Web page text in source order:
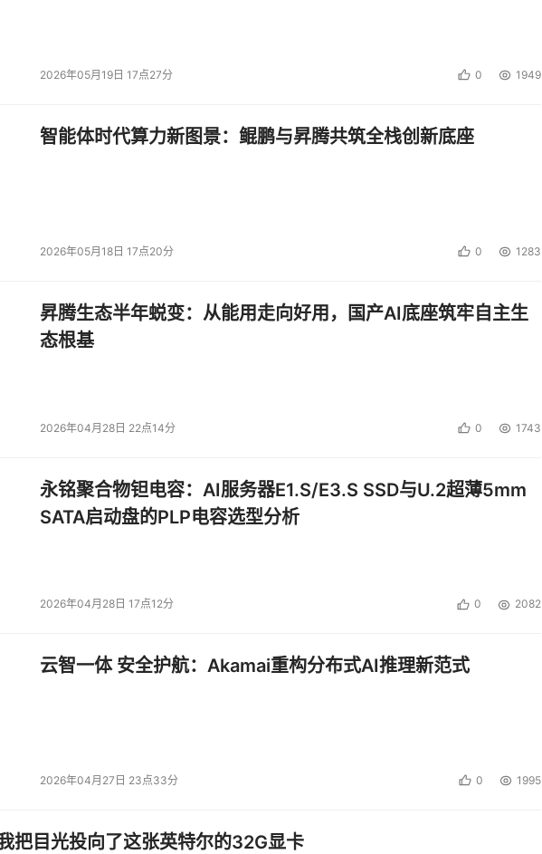
2026年05月19日 17点27分 0 1949
智能体时代算力新图景：鲲鹏与昇腾共筑全栈创新底座
2026年05月18日 17点20分 0 1283
昇腾生态半年蜕变：从能用走向好用，国产AI底座筑牢自主生
态根基
2026年04月28日 22点14分 0 1743
永铭聚合物钽电容：AI服务器E1.S/E3.S SSD与U.2超薄5mm
SATA启动盘的PLP电容选型分析
2026年04月28日 17点12分 0 2082
云智一体 安全护航：Akamai重构分布式AI推理新范式
2026年04月27日 23点33分 0 1995
把目光投向了这张英特尔的32G显卡